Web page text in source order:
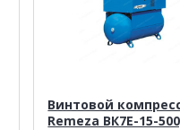
Винтовой
Remeza ВК7E-15-